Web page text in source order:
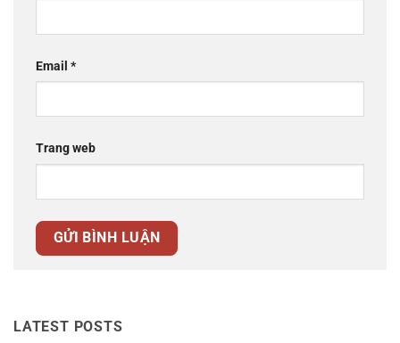
Email *
Trang web
LATEST POSTS